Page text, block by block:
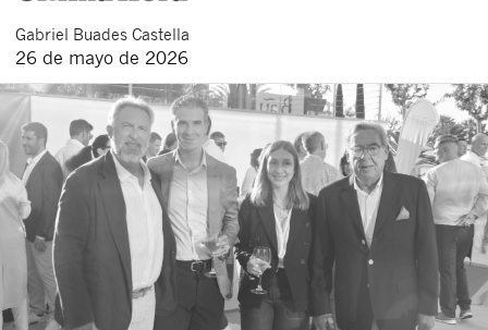
Gabriel Buades Castella
26 de mayo de 2026